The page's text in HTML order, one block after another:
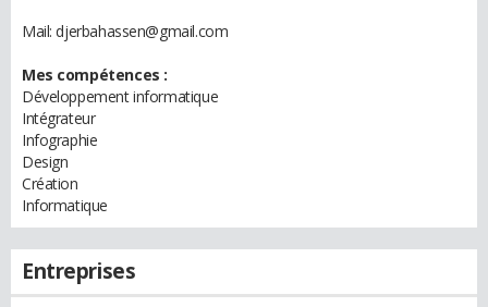
Mail: djerbahassen@gmail.com
Mes compétences :
Développement informatique
Intégrateur
Infographie
Design
Création
Informatique
Entreprises